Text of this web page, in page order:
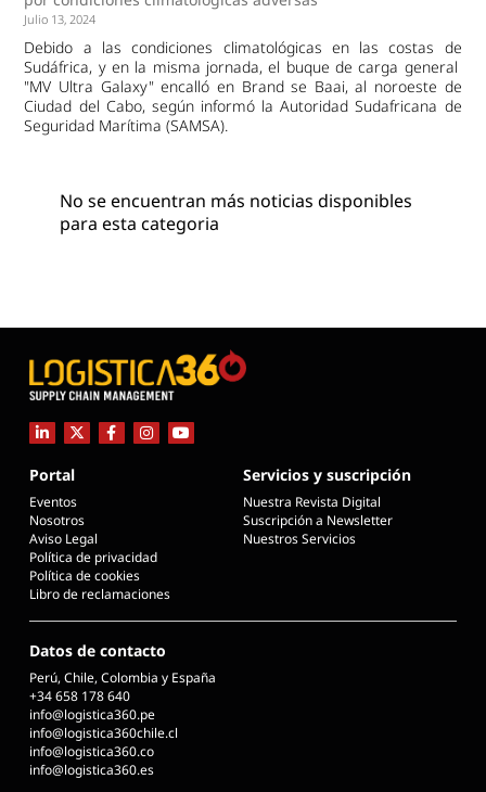
Julio 13, 2024
Debido a las condiciones climatológicas en las costas de
Sudáfrica, y en la misma jornada, el buque de carga general
"MV Ultra Galaxy" encalló en Brand se Baai, al noroeste de
Ciudad del Cabo, según informó la Autoridad Sudafricana de
Seguridad Marítima (SAMSA).
No se encuentran más noticias disponibles
para esta categoria
Portal
Eventos
Nosotros
Aviso Legal
Política de privacidad
Política de cookies
Libro de reclamaciones
Servicios y suscripción
Nuestra Revista Digital
Suscripción a Newsletter
Nuestros Servicios
Datos de contacto
Perú, Chile, Colombia y España
+34 658 178 640
info@logistica360.pe
info@logistica360chile.cl
info@logistica360.co
info@logistica360.es